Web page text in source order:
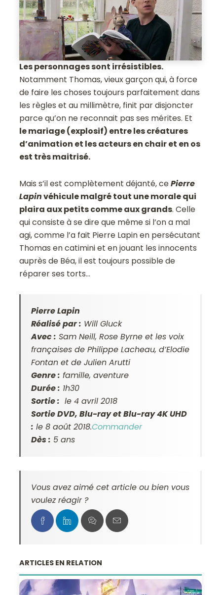
Les personnages sont irrésistibles.
Notamment Thomas, vieux garçon qui, à force
de faire les choses toujours parfaitement dans
les règles et au millimètre, finit par disjoncter
parce qu’on ne reconnait pas ses mérites. Et
le mariage (explosif) entre les créatures
d’animation et les acteurs en chair et en os
est très maitrisé.
Mais s’il est complètement déjanté, cePierre
Lapinvéhicule malgré tout une morale qui
plaira aux petits comme aux grands. Celle
qui consiste à se dire que même si l’on a mal
agi, comme l’a fait Pierre Lapin en persécutant
Thomas en catimini et en jouant les innocents
auprès de Béa, il est toujours possible de
réparer ses torts…
Pierre Lapin
Réalisé par : Will Gluck
Avec : Sam Neill, Rose Byrne et les voix
françaises de Philippe Lacheau, d’Elodie
Fontan et de Julien Arutti
Genre : famille, aventure
Durée : 1h30
Sortie : le 4 avril 2018
Sortie DVD, Blu-ray et Blu-ray 4K UHD
: le 8 août 2018.Commander
Dès : 5 ans
Vous avez aimé cet article ou bien vous
voulez réagir ?
ARTICLES EN RELATION